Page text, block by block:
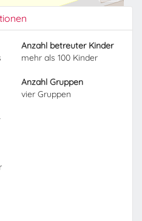
Anzahl betreuter Kinder
mehr als 100 Kinder
Anzahl Gruppen
vier Gruppen